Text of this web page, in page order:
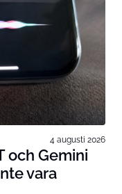
4 augusti 2026
och Gemini
vara